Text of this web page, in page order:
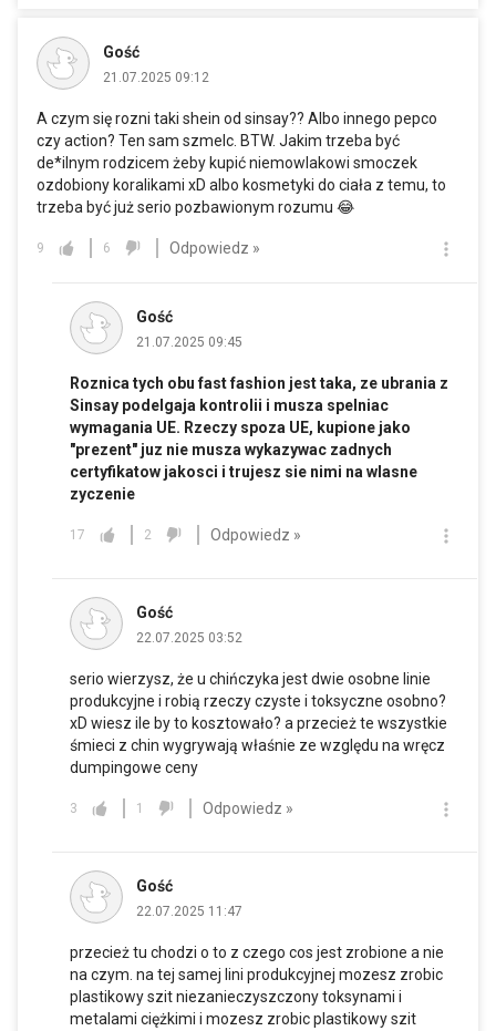
Gość
21.07.2025 09:12
A czym się rozni taki shein od sinsay?? Albo innego pepco
czy action? Ten sam szmelc. BTW. Jakim trzeba być
de*ilnym rodzicem żeby kupić niemowlakowi smoczek
ozdobiony koralikami xD albo kosmetyki do ciała z temu, to
trzeba być już serio pozbawionym rozumu 😂
9 6 Odpowiedz »
Gość
21.07.2025 09:45
Roznica tych obu fast fashion jest taka, ze ubrania z
Sinsay podelgaja kontrolii i musza spelniac
wymagania UE. Rzeczy spoza UE, kupione jako
"prezent" juz nie musza wykazywac zadnych
certyfikatow jakosci i trujesz sie nimi na wlasne
zyczenie
17 2 Odpowiedz »
Gość
22.07.2025 03:52
serio wierzysz, że u chińczyka jest dwie osobne linie
produkcyjne i robią rzeczy czyste i toksyczne osobno?
xD wiesz ile by to kosztowało? a przecież te wszystkie
śmieci z chin wygrywają właśnie ze względu na wręcz
dumpingowe ceny
3 1 Odpowiedz »
Gość
22.07.2025 11:47
przecież tu chodzi o to z czego cos jest zrobione a nie
na czym. na tej samej lini produkcyjnej mozesz zrobic
plastikowy szit niezanieczyszczony toksynami i
metalami ciężkimi i mozesz zrobic plastikowy szit